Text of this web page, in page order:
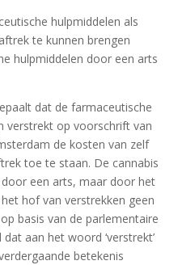
hulpmiddelen als
te kunnen brengen
hulpmiddelen door een arts
dat de farmaceutische
verstrekt op voorschrift van
de kosten van zelf
toe te staan. De cannabis
een arts, maar door het
hof van verstrekken geen
basis van de parlementaire
aan het woord ‘verstrekt’
betekenis